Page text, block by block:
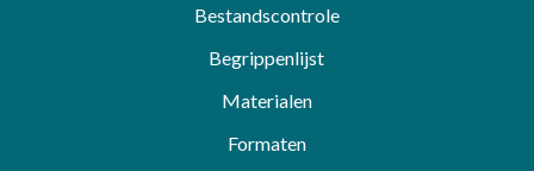
Bestandscontrole
Begrippenlijst
Materialen
Formaten